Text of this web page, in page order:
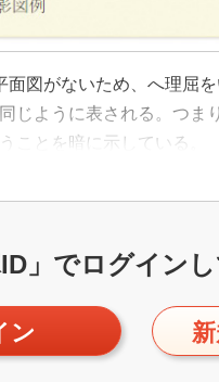
面図がないため、へ理屈
じように表される。つま
ことを暗に示している。
」でログインし
ン 新